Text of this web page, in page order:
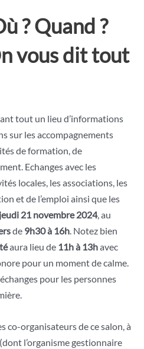
? Quand ?
vous dit tout
tout un lieu d’informations
sur les accompagnements
de formation, de
Echanges avec les
locales, les associations, les
et de l’emploi ainsi que les
jeudi 21 novembre 2024, au
de 9h30 à 16h . Notez bien
aura lieu de 11h à 13havec
pour un moment de calme.
pour les personnes
co-organisateurs de ce salon, à
(dont l’organisme gestionnaire